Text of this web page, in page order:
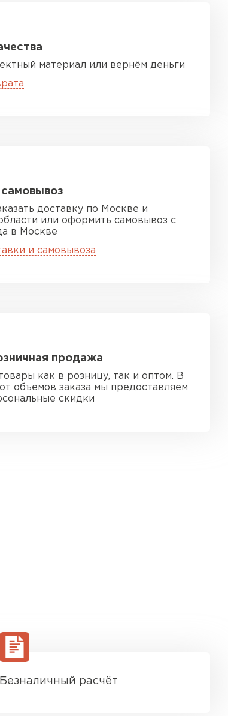
материал или вернём деньги
доставку по Москве и
или оформить самовывоз с
в Москве
и самовывоза
продажа
как в розницу, так и оптом. В
объемов заказа мы предоставляем
скидки
Безналичный расчёт